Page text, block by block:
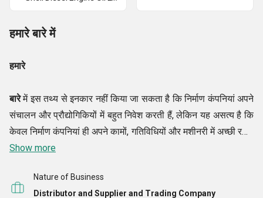
हमारे बारे में
हमारे
बारेमें इस तथ्य से इनकार नहीं किया जा सकता है कि निर्माण कंपनियां अपने
संचालन और प्रौद्योगिकियों में बहुत निवेश करती हैं, लेकिन यह असत्य है कि
केवल निर्माण कंपनियां ही अपने कामों, गतिविधियों और मशीनरी में अच्छी रकम
का निवेश करती हैं। यह थोक बिक्री और व्यापारिक कंपनियां भी हैं जो
निवेश करती हैं। जेस्को एनर्जी
Show more
Nature of Business
Distributor and Supplier and Trading Company